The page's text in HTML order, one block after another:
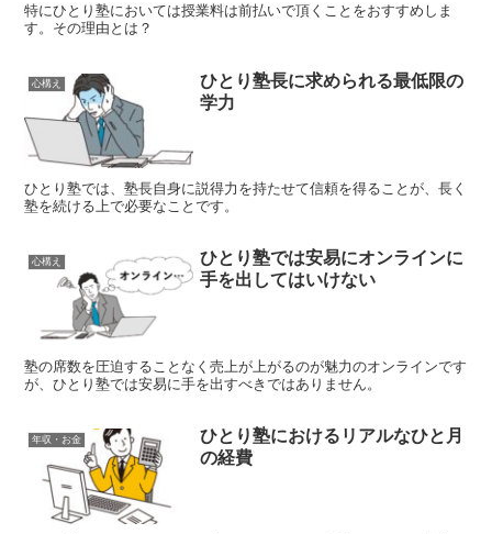
特にひとり塾においては授業料は前払いで頂くことをおすすめしま
す。その理由とは？
心構え
ひとり塾長に求められる最低限の
学力
ひとり塾では、塾長自身に説得力を持たせて信頼を得ることが、長く
塾を続ける上で必要なことです。
心構え
ひとり塾では安易にオンラインに
手を出してはいけない
塾の席数を圧迫することなく売上が上がるのが魅力のオンラインです
が、ひとり塾では安易に手を出すべきではありません。
年収・お金
ひとり塾におけるリアルなひと月
の経費